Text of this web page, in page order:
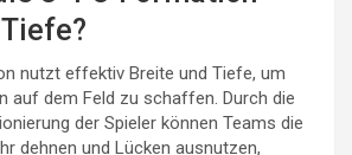
nutzt effektiv Breite und Tiefe, um
auf dem Feld zu schaffen. Durch die
der Spieler können Teams die
dehnen und Lücken ausnutzen,